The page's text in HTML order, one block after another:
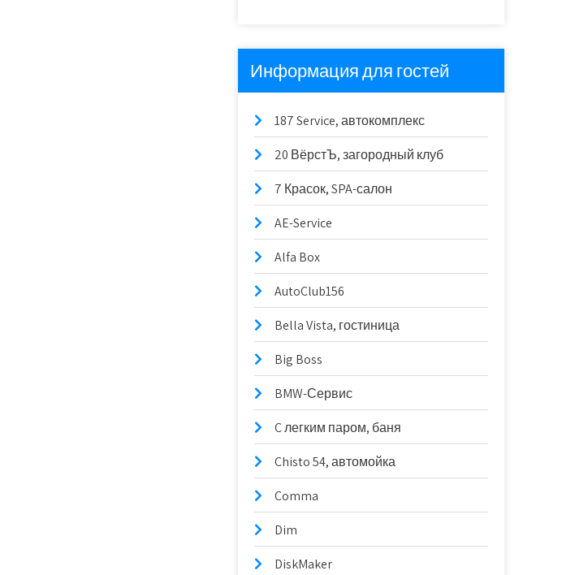
Информация для гостей
187 Service, автокомплекс
20 ВёрстЪ, загородный клуб
7 Красок, SPA-салон
AE-Service
Alfa Box
AutoClub156
Bella Vista, гостиница
Big Boss
BMW-Сервис
C легким паром, баня
Chisto 54, автомойка
Comma
Dim
DiskMaker